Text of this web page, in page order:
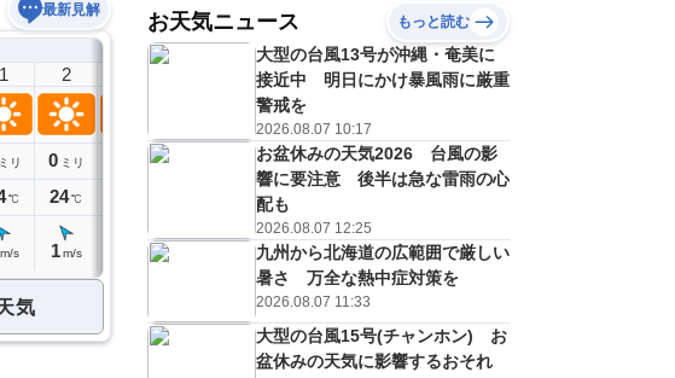
最新見解
1
ミリ
℃
m/s
2
0 ミリ
24℃
1 m/s
5
ミリ
24℃
m/s
0ミリ
1m/s
7
0ミリ
1m/s
8
0ミリ
1m/s
9
0
1 m/s
気
お天気ニュース もっと読む
大型の台風13号が沖縄・奄美に
接近中 明日にかけ暴風雨に厳重
警戒を
2026.08.07 10:17
お盆休みの天気2026 台風の影
響に要注意 後半は急な雷雨の心
配も
2026.08.07 12:25
九州から北海道の広範囲で厳しい
暑さ 万全な熱中症対策を
2026.08.07 11:33
大型の台風15号(チャンホン) お
盆休みの天気に影響するおそれ